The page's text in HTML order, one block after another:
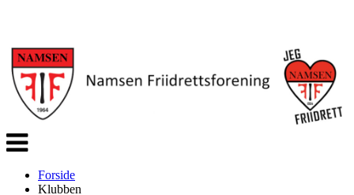
Veksle
navigasjon
Forside
Klubben